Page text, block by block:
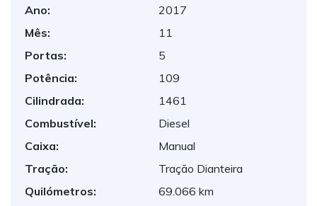
Ano:
2017
Mês:
11
Portas:
5
Potência:
109
Cilindrada:
1461
Combustível:
Diesel
Caixa:
Manual
Tração:
Tração Dianteira
Quilómetros:
69.066 km